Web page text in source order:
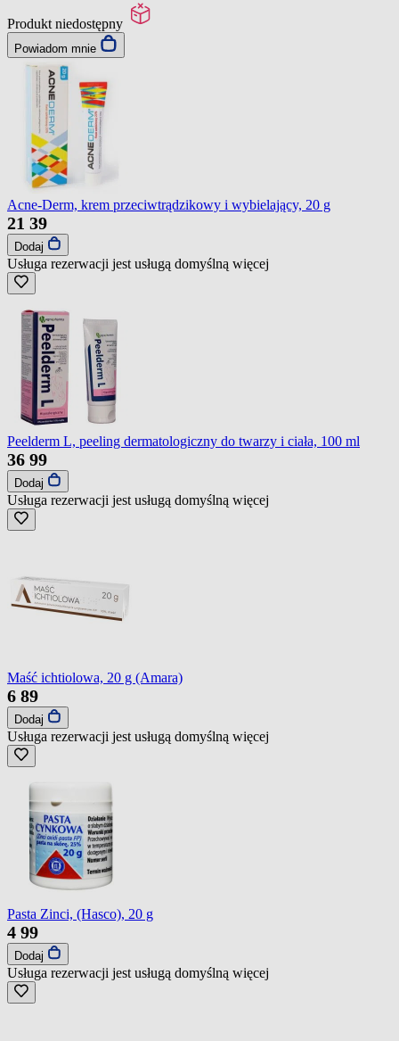
Produkt niedostępny
Powiadom mnie
Acne-Derm, krem przeciwtrądzikowy i wybielający, 20 g
21 39
Dodaj
Usługa rezerwacji jest usługą domyślną więcej
Peelderm L, peeling dermatologiczny do twarzy i ciała, 100 ml
36 99
Dodaj
Usługa rezerwacji jest usługą domyślną więcej
Maść ichtiolowa, 20 g (Amara)
6 89
Dodaj
Usługa rezerwacji jest usługą domyślną więcej
Pasta Zinci, (Hasco), 20 g
4 99
Dodaj
Usługa rezerwacji jest usługą domyślną więcej